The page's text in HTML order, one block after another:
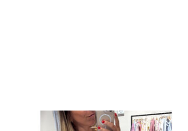
Items van productcarrousel